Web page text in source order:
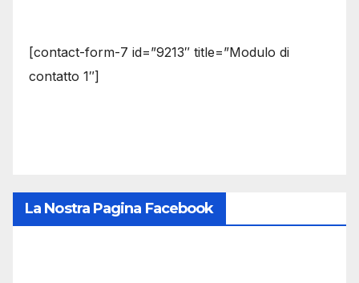
[contact-form-7 id=”9213″ title=”Modulo di
contatto 1″]
La Nostra Pagina Facebook